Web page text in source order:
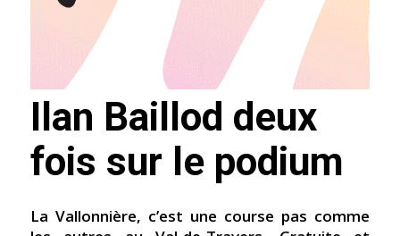
Ilan Baillod deux
fois sur le podium
La Vallonnière, c’est une course pas comme